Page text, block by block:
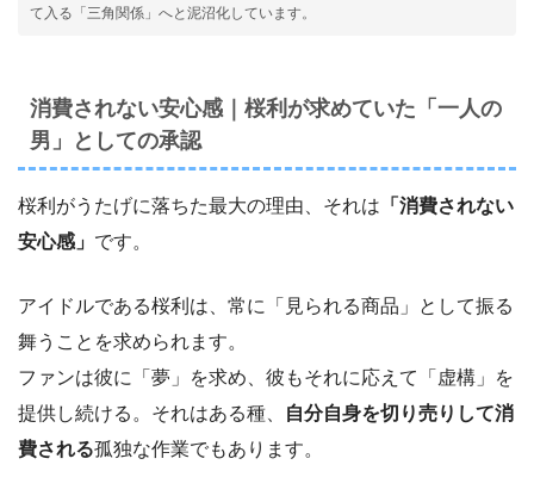
て入る「三角関係」へと泥沼化しています。
消費されない安心感｜桜利が求めていた「一人の
男」としての承認
桜利がうたげに落ちた最大の理由、それは 「消費されない
安心感」 です。
アイドルである桜利は、常に「見られる商品」として振る
舞うことを求められます。
ファンは彼に「夢」を求め、彼もそれに応えて「虚構」を
提供し続ける。それはある種、
自分自身を切り売りして消
費される孤独な作業でもあります。